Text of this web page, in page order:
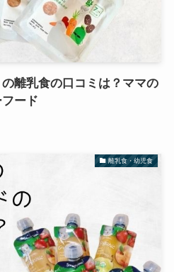
離乳食の口コミは？ママの
ード
離乳食・幼児食